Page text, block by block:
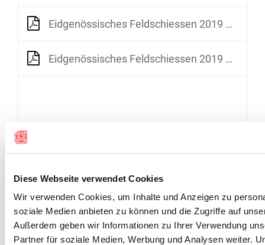
Diese Webseite verwendet Cookies
Wir verwenden Cookies, um Inhalte und Anzeigen zu
soziale Medien anbieten zu können und die Zugriffe auf
Außerdem geben wir Informationen zu Ihrer Verwendung
Partner für soziale Medien, Werbung und Analysen weiter.
Eidgenössisches Feldschiessen 2019 Beteiligung 2009-2019
Eidgenössisches Feldschiessen 2019 Gesamtstatistik